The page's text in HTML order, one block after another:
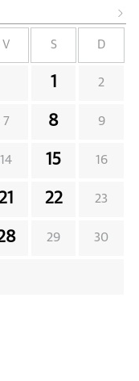
V S D
1 2
7 8 9
14 15 16
22 23
29 30